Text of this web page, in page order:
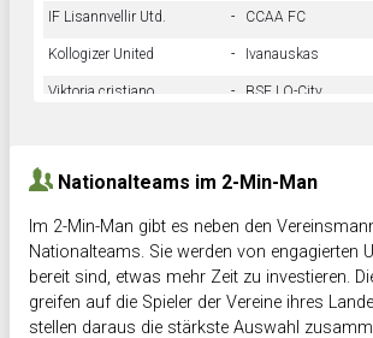
IF Lisannvellir Utd. - CCAA FC
Kollogizer United - Ivanauskas
Viktoria cristiano - BSF LO-City
Nationalteams im 2-Min-Man
Im 2-Min-Man gibt es neben den
Nationalteams. Sie werden von engagierten
bereit sind, etwas mehr Zeit zu investieren.
greifen auf die Spieler der Vereine ihres
stellen daraus die stärkste Auswahl